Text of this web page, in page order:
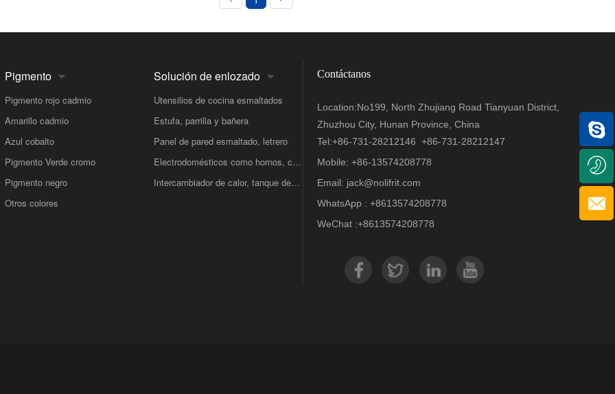
Pigmento 
Pigmento rojo cadmio
Amarillo cadmio
Azul cobalto
Pigmento Verde cromo
Pigmento negro
Otros colores
Solución de enlozado 
Utensilios de cocina esmaltados
Estufa, parrilla y bañera
Panel de pared esmaltado, letrero
Electrodomésticos como hornos, calentadores de agua
Intercambiador de calor, tanque de ensamblaje de esmalte, Reactor
Contáctanos
Location:No199, North Zhujiang Road Tianyuan District,
Zhuzhou City, Hunan Province, China
Tel:+86-731-28212146 +86-731-28212147
Mobile: +86-13574208778
Email: jack@nolifrit.com
WhatsApp : +8613574208778
WeChat :+8613574208778